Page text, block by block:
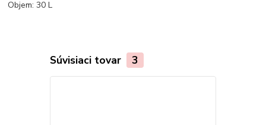
Objem: 30 L
Súvisiaci tovar 3